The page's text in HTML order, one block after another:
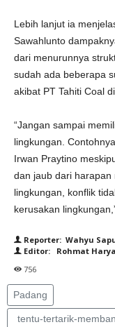
Lebih lanjut ia
Sawahlunto
dari menurunnya
sudah ada beberapa
akibat PT Tahiti Coal
“Jangan sampai
lingkungan.
Irwan Praytino
dan jaub dari
lingkungan, konflik
kerusakan
Reporter: Wahyu
Editor: Rohmat
756
Padang
tentu-tertarik-